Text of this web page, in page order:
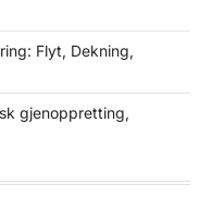
Flyt, Dekning,
gjenoppretting,